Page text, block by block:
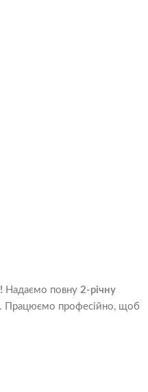
Надаємо повну 2-річну
Працюємо професійно, щоб